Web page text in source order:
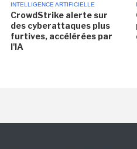
INTELLIGENCE ARTIFICIELLE
CrowdStrike alerte sur
des cyberattaques plus
furtives, accélérées par
l'IA